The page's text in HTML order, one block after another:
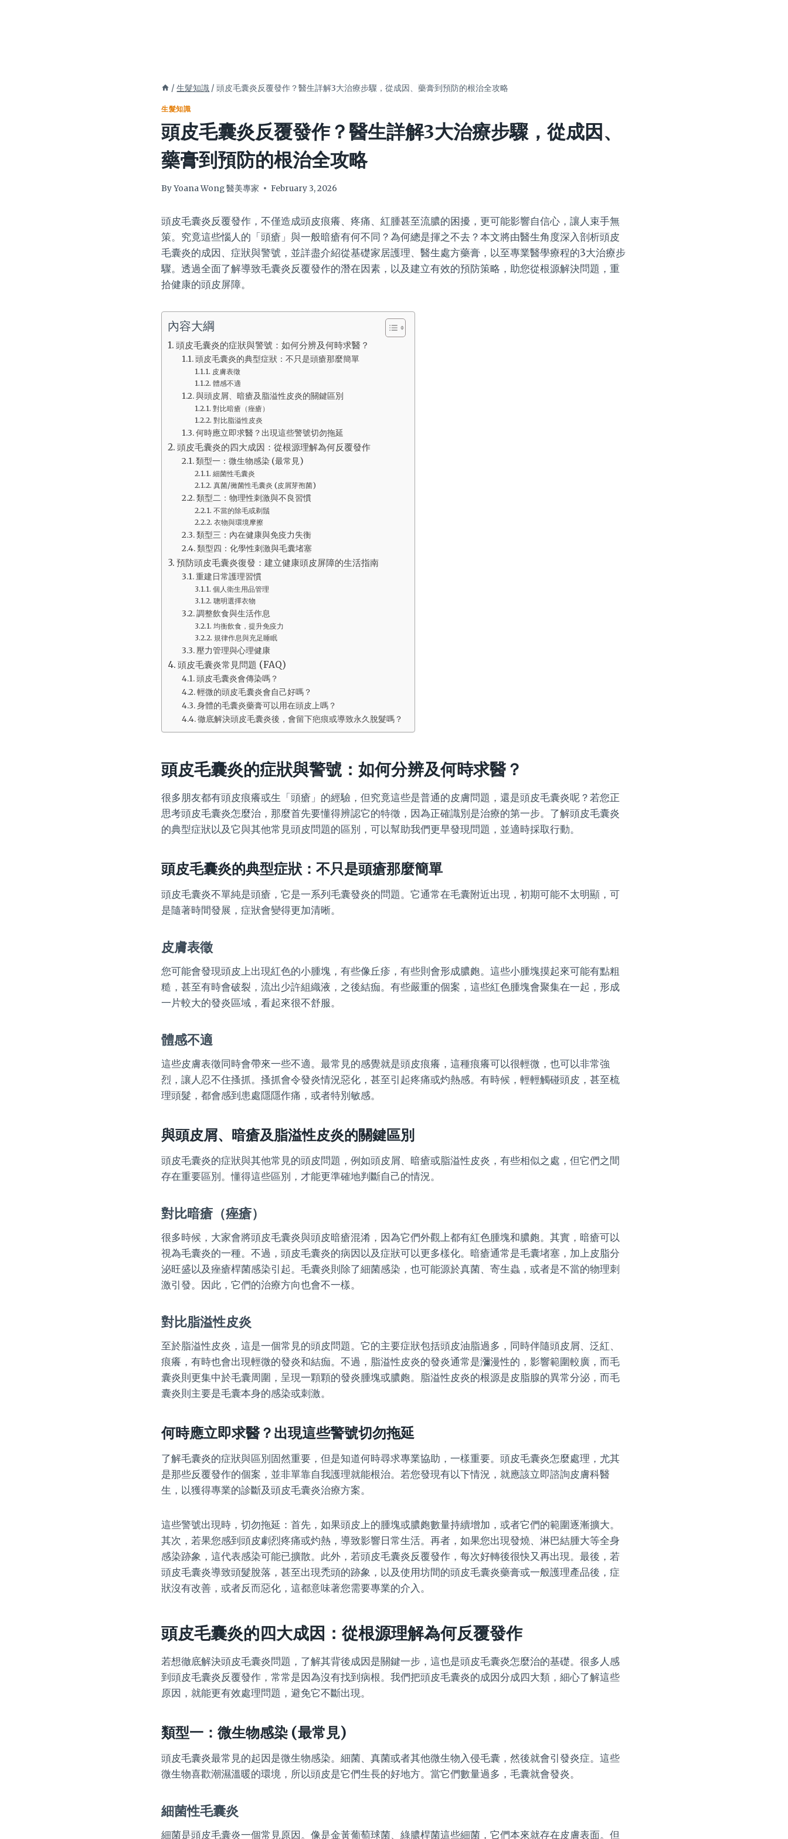
/ 生髮知識 / 頭皮毛囊炎反覆發作？醫生詳解3大治療步驟，從成因、藥膏到預防的根治全攻略
生髮知識
頭皮毛囊炎反覆發作？醫生詳解3大治療步驟，從成因、
藥膏到預防的根治全攻略
ByYoana Wong 醫美專家 February 3, 2026
頭皮毛囊炎反覆發作，不僅造成頭皮痕癢、疼痛、紅腫甚至流膿的困擾，更可能影響自信心，讓人束手無
策。究竟這些惱人的「頭瘡」與一般暗瘡有何不同？為何總是揮之不去？本文將由醫生角度深入剖析頭皮
毛囊炎的成因、症狀與警號，並詳盡介紹從基礎家居護理、醫生處方藥膏，以至專業醫學療程的3大治療步
驟。透過全面了解導致毛囊炎反覆發作的潛在因素，以及建立有效的預防策略，助您從根源解決問題，重
拾健康的頭皮屏障。
內容大綱
頭皮毛囊炎的症狀與警號：如何分辨及何時求醫？
頭皮毛囊炎的典型症狀：不只是頭瘡那麼簡單
皮膚表徵
體感不適
與頭皮屑、暗瘡及脂溢性皮炎的關鍵區別
對比暗瘡（痤瘡）
對比脂溢性皮炎
何時應立即求醫？出現這些警號切勿拖延
頭皮毛囊炎的四大成因：從根源理解為何反覆發作
類型一：微生物感染 (最常見)
細菌性毛囊炎
真菌/黴菌性毛囊炎 (皮屑芽孢菌)
類型二：物理性刺激與不良習慣
不當的除毛或剃鬚
衣物與環境摩擦
類型三：內在健康與免疫力失衡
類型四：化學性刺激與毛囊堵塞
預防頭皮毛囊炎復發：建立健康頭皮屏障的生活指南
重建日常護理習慣
個人衛生用品管理
聰明選擇衣物
調整飲食與生活作息
均衡飲食，提升免疫力
規律作息與充足睡眠
壓力管理與心理健康
頭皮毛囊炎常見問題 (FAQ)
頭皮毛囊炎會傳染嗎？
輕微的頭皮毛囊炎會自己好嗎？
身體的毛囊炎藥膏可以用在頭皮上嗎？
徹底解決頭皮毛囊炎後，會留下疤痕或導致永久脫髮嗎？
頭皮毛囊炎的症狀與警號：如何分辨及何時求醫？
很多朋友都有頭皮痕癢或生「頭瘡」的經驗，但究竟這些是普通的皮膚問題，還是頭皮毛囊炎呢？若您正
思考頭皮毛囊炎怎麼治，那麼首先要懂得辨認它的特徵，因為正確識別是治療的第一步。了解頭皮毛囊炎
的典型症狀以及它與其他常見頭皮問題的區別，可以幫助我們更早發現問題，並適時採取行動。
頭皮毛囊炎的典型症狀：不只是頭瘡那麼簡單
頭皮毛囊炎不單純是頭瘡，它是一系列毛囊發炎的問題。它通常在毛囊附近出現，初期可能不太明顯，可
是隨著時間發展，症狀會變得更加清晰。
皮膚表徵
您可能會發現頭皮上出現紅色的小腫塊，有些像丘疹，有些則會形成膿皰。這些小腫塊摸起來可能有點粗
糙，甚至有時會破裂，流出少許組織液，之後結痂。有些嚴重的個案，這些紅色腫塊會聚集在一起，形成
一片較大的發炎區域，看起來很不舒服。
體感不適
這些皮膚表徵同時會帶來一些不適。最常見的感覺就是頭皮痕癢，這種痕癢可以很輕微，也可以非常強
烈，讓人忍不住搔抓。搔抓會令發炎情況惡化，甚至引起疼痛或灼熱感。有時候，輕輕觸碰頭皮，甚至梳
理頭髮，都會感到患處隱隱作痛，或者特別敏感。
與頭皮屑、暗瘡及脂溢性皮炎的關鍵區別
頭皮毛囊炎的症狀與其他常見的頭皮問題，例如頭皮屑、暗瘡或脂溢性皮炎，有些相似之處，但它們之間
存在重要區別。懂得這些區別，才能更準確地判斷自己的情況。
對比暗瘡（痤瘡）
很多時候，大家會將頭皮毛囊炎與頭皮暗瘡混淆，因為它們外觀上都有紅色腫塊和膿皰。其實，暗瘡可以
視為毛囊炎的一種。不過，頭皮毛囊炎的病因以及症狀可以更多樣化。暗瘡通常是毛囊堵塞，加上皮脂分
泌旺盛以及痤瘡桿菌感染引起。毛囊炎則除了細菌感染，也可能源於真菌、寄生蟲，或者是不當的物理刺
激引發。因此，它們的治療方向也會不一樣。
對比脂溢性皮炎
至於脂溢性皮炎，這是一個常見的頭皮問題。它的主要症狀包括頭皮油脂過多，同時伴隨頭皮屑、泛紅、
痕癢，有時也會出現輕微的發炎和結痂。不過，脂溢性皮炎的發炎通常是瀰漫性的，影響範圍較廣，而毛
囊炎則更集中於毛囊周圍，呈現一顆顆的發炎腫塊或膿皰。脂溢性皮炎的根源是皮脂腺的異常分泌，而毛
囊炎則主要是毛囊本身的感染或刺激。
何時應立即求醫？出現這些警號切勿拖延
了解毛囊炎的症狀與區別固然重要，但是知道何時尋求專業協助，一樣重要。頭皮毛囊炎怎麼處理，尤其
是那些反覆發作的個案，並非單靠自我護理就能根治。若您發現有以下情況，就應該立即諮詢皮膚科醫
生，以獲得專業的診斷及頭皮毛囊炎治療方案。
這些警號出現時，切勿拖延：首先，如果頭皮上的腫塊或膿皰數量持續增加，或者它們的範圍逐漸擴大。
其次，若果您感到頭皮劇烈疼痛或灼熱，導致影響日常生活。再者，如果您出現發燒、淋巴結腫大等全身
感染跡象，這代表感染可能已擴散。此外，若頭皮毛囊炎反覆發作，每次好轉後很快又再出現。最後，若
頭皮毛囊炎導致頭髮脫落，甚至出現禿頭的跡象，以及使用坊間的頭皮毛囊炎藥膏或一般護理產品後，症
狀沒有改善，或者反而惡化，這都意味著您需要專業的介入。
頭皮毛囊炎的四大成因：從根源理解為何反覆發作
若想徹底解決頭皮毛囊炎問題，了解其背後成因是關鍵一步，這也是頭皮毛囊炎怎麼治的基礎。很多人感
到頭皮毛囊炎反覆發作，常常是因為沒有找到病根。我們把頭皮毛囊炎的成因分成四大類，細心了解這些
原因，就能更有效處理問題，避免它不斷出現。
類型一：微生物感染 (最常見)
頭皮毛囊炎最常見的起因是微生物感染。細菌、真菌或者其他微生物入侵毛囊，然後就會引發炎症。這些
微生物喜歡潮濕溫暖的環境，所以頭皮是它們生長的好地方。當它們數量過多，毛囊就會發炎。
細菌性毛囊炎
細菌是頭皮毛囊炎一個常見原因。像是金黃葡萄球菌、綠膿桿菌這些細菌，它們本來就存在皮膚表面。但